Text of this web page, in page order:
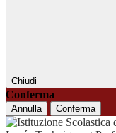
Chiudi
Conferma
Annulla Conferma